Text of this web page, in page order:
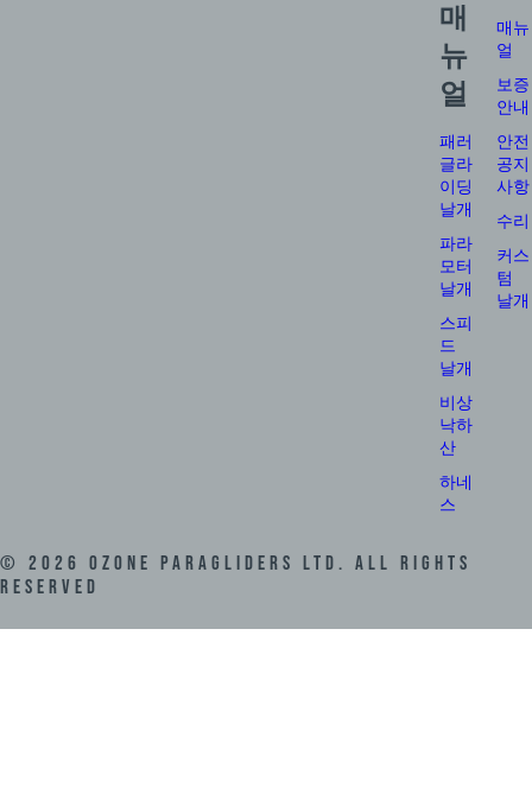
매
뉴
얼
패러
글라
이딩
날개
파라
모터
날개
스피
드
날개
비상
낙하
산
하네
스
매뉴
얼
보증
안내
안전
공지
사항
수리
커스
텀
날개
© 2026 Ozone Paragliders LTD. All Rights
Reserved